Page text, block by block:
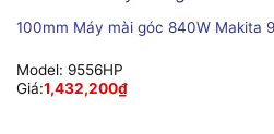
100mm Máy mài góc 840W Makita
Model: 9556HP
Giá:1,432,200₫